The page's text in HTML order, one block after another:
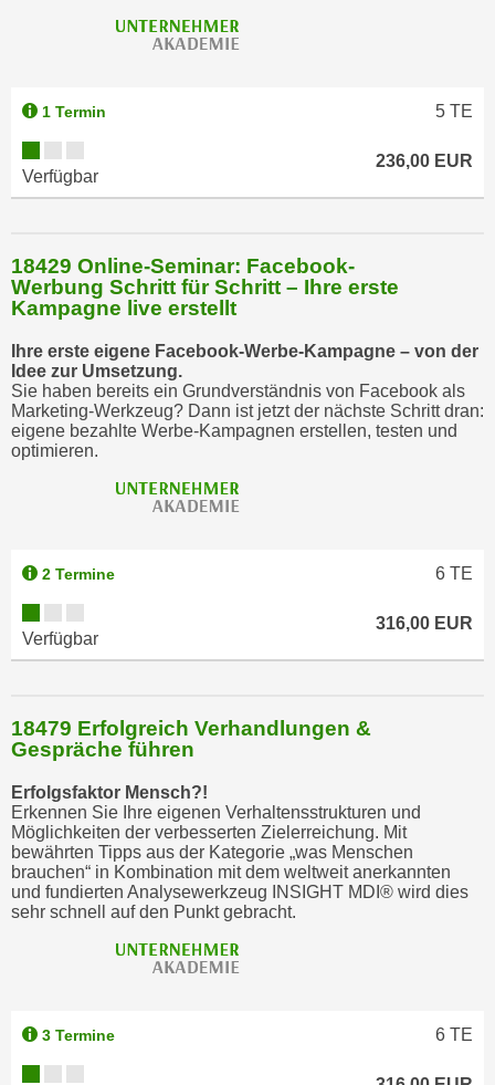
1 Termin 5 TE
Verfügbar
236,00 EUR
18429 Online-Seminar: Facebook-
Werbung Schritt für Schritt – Ihre erste
Kampagne live erstellt
Ihre erste eigene Facebook-Werbe-Kampagne – von der
Idee zur Umsetzung.
Sie haben bereits ein Grundverständnis von Facebook als
Marketing-Werkzeug? Dann ist jetzt der nächste Schritt dran:
eigene bezahlte Werbe-Kampagnen erstellen, testen und
optimieren.
2 Termine 6 TE
Verfügbar
316,00 EUR
18479 Erfolgreich Verhandlungen &
Gespräche führen
Erfolgsfaktor Mensch?!
Erkennen Sie Ihre eigenen Verhaltensstrukturen und
Möglichkeiten der verbesserten Zielerreichung. Mit
bewährten Tipps aus der Kategorie „was Menschen
brauchen“ in Kombination mit dem weltweit anerkannten
und fundierten Analysewerkzeug INSIGHT MDI® wird dies
sehr schnell auf den Punkt gebracht.
3 Termine 6 TE
u
z
e
t
i
e
r
k
e
n
S
i
e
a
u